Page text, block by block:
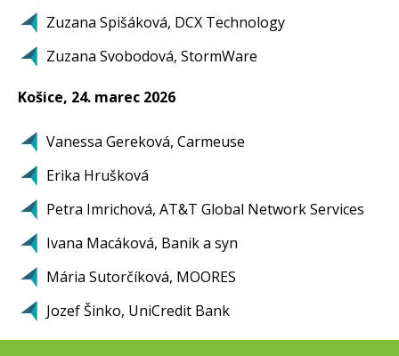
Zuzana Spišáková, DCX Technology
Zuzana Svobodová, StormWare
Košice, 24. marec 2026
Vanessa Gereková, Carmeuse
Erika Hrušková
Petra Imrichová, AT&T Global Network Services
Ivana Macáková, Banik a syn
Mária Sutorčíková, MOORES
Jozef Šinko, UniCredit Bank